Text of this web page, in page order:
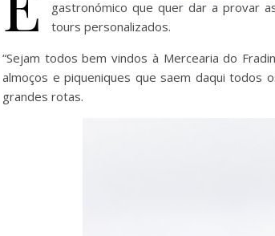
gastronómico que quer dar a provar
tours personalizados.
“Sejam todos bem vindos à Mercearia do
almoços e piqueniques que saem daqui todos
grandes rotas.